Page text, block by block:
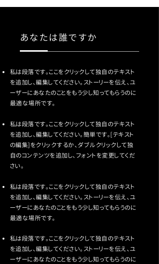
あなたは誰ですか
私は段落です。ここをクリックして独自のテキスト
を追加し、編集してください。ストーリーを伝え、ユ
ーザーにあなたのことをもう少し知ってもらうのに
最適な場所です。
私は段落です。ここをクリックして独自のテキスト
を追加し、編集してください。簡単です。[テキスト
の編集]をクリックするか、ダブルクリックして独
自のコンテンツを追加し、フォントを変更してくだ
さい。
私は段落です。ここをクリックして独自のテキスト
を追加し、編集してください。ストーリーを伝え、ユ
ーザーにあなたのことをもう少し知ってもらうのに
最適な場所です。
私は段落です。ここをクリックして独自のテキスト
を追加し、編集してください。ストーリーを伝え、ユ
ーザーにあなたのことをもう少し知ってもらうのに